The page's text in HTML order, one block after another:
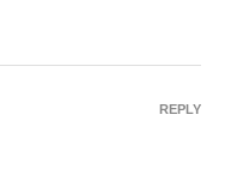
REPLY